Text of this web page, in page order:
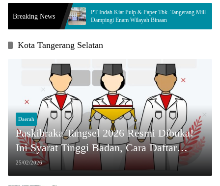
Breaking News
PT Indah Kiat Pulp & Paper Tbk. Tangerang Mill
Dampingi Enam Wilayah Binaan
Kota Tangerang Selatan
Daerah
Paskibraka Tangsel 2026 Resmi Dibuka!
Ini Syarat Tinggi Badan, Cara Daftar
Online, dan Jadwal Seleksinya
25/02/2026